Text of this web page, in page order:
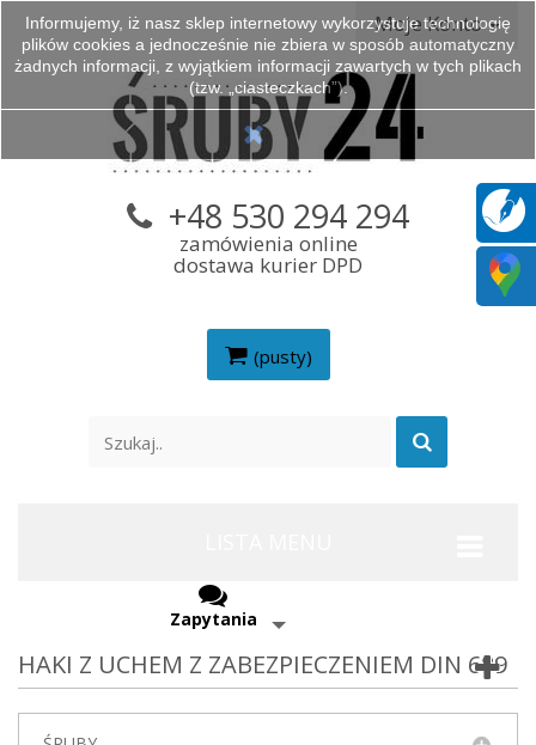
Moje Konto
(pusty)
+48 530 294 294
zamówienia online
dostawa kurier DPD
Zapytania
HAKI Z UCHEM Z ZABEZPIECZENIEM DIN 689
Informujemy, iż nasz sklep internetowy wykorzystuje technologię
plików cookies a jednocześnie nie zbiera w sposób automatyczny
żadnych informacji, z wyjątkiem informacji zawartych w tych plikach
(tzw. „ciasteczkach”).